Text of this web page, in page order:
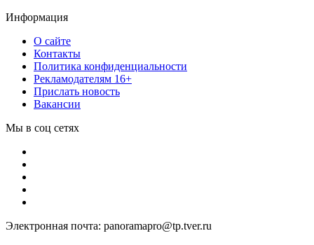
Информация
О сайте
Контакты
Политика конфиденциальности
Рекламодателям 16+
Прислать новость
Вакансии
Мы в соц сетях
Электронная почта: panoramapro@tp.tver.ru